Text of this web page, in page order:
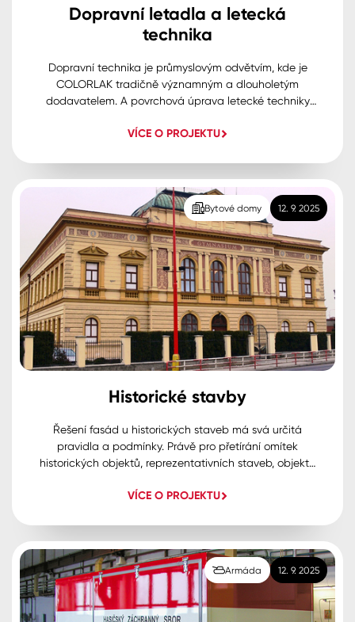
Dopravní letadla a letecká
technika
Dopravní technika je průmyslovým odvětvím, kde je
COLORLAK tradičně významným a dlouholetým
dodavatelem. A povrchová úprava letecké techniky
představuje jeden z našich top oborů. COLORLAK zde
nátěrových systémů s řadou specifických atestů, kde je
VÍCE O PROJEKTU
Bytové domy 12. 9. 2025
Historické stavby
Řešení fasád u historických staveb má svá určitá
pravidla a podmínky. Právě pro přetírání omítek
historických objektů, reprezentativních staveb, objektů
pro přetírání břízolitů a jiných minerálních podkladů
fasádní barvy a silikátové dekorativní omítky.
VÍCE O PROJEKTU
Armáda 12. 9. 2025